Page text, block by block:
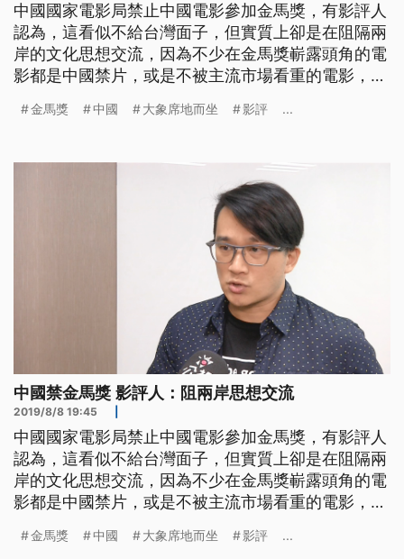
中國國家電影局禁止中國電影參加金馬獎，有影評人
認為，這看似不給台灣面子，但實質上卻是在阻隔兩
岸的文化思想交流，因為不少在金馬獎嶄露頭角的電
影都是中國禁片，或是不被主流市場看重的電影，但
獎評審青睞，進而在華語圈發光發熱。 電影「大象
代社會承受的疏離、壓迫，但導演胡波拍攝之路並不
順遂，後來選擇輕身來表達對電影
金馬獎 中國 大象席地而坐 影評 ...
中國禁金馬獎 影評人：阻兩岸思想交流
2019/8/8 19:45
中國國家電影局禁止中國電影參加金馬獎，有影評人
認為，這看似不給台灣面子，但實質上卻是在阻隔兩
岸的文化思想交流，因為不少在金馬獎嶄露頭角的電
影都是中國禁片，或是不被主流市場看重的電影，但
獎評審青睞，進而在華語圈發光發熱。 電影「大象
金馬獎 中國 大象席地而坐 影評 ...